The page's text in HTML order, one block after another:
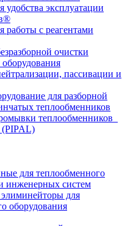
удобства эксплуатации
работы с реагентами
очистки
пассивации и
для разборной
теплообменников
теплообменников
(PIPAL)
для теплообменного
инженерных систем
для
оборудования